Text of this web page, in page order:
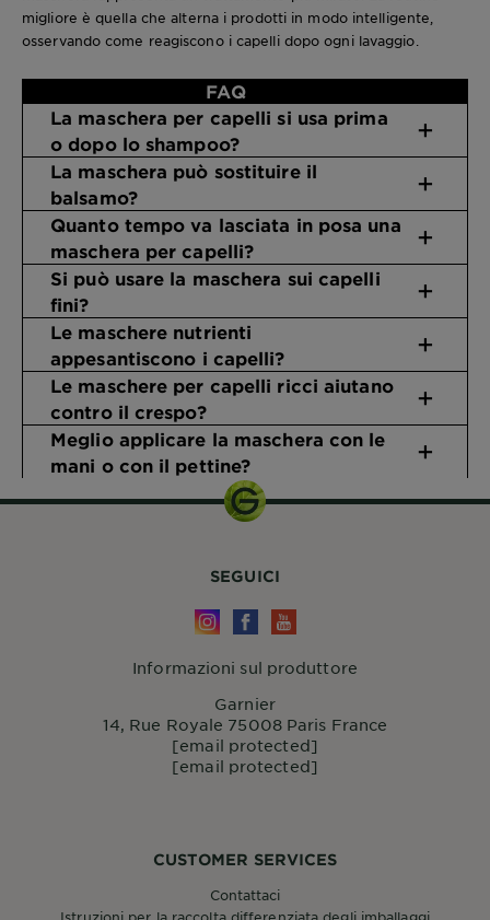
migliore è quella che alterna i prodotti in modo intelligente,
osservando come reagiscono i capelli dopo ogni lavaggio.
FAQ
La maschera per capelli si usa prima
o dopo lo shampoo?
La maschera può sostituire il
balsamo?
Quanto tempo va lasciata in posa una
maschera per capelli?
Si può usare la maschera sui capelli
fini?
Le maschere nutrienti
appesantiscono i capelli?
Le maschere per capelli ricci aiutano
contro il crespo?
Meglio applicare la maschera con le
mani o con il pettine?
CUSTOMER SERVICES
Contattaci
SEGUICI
Informazioni sul produttore
Garnier
14, Rue Royale 75008 Paris France
[email protected]
[email protected]